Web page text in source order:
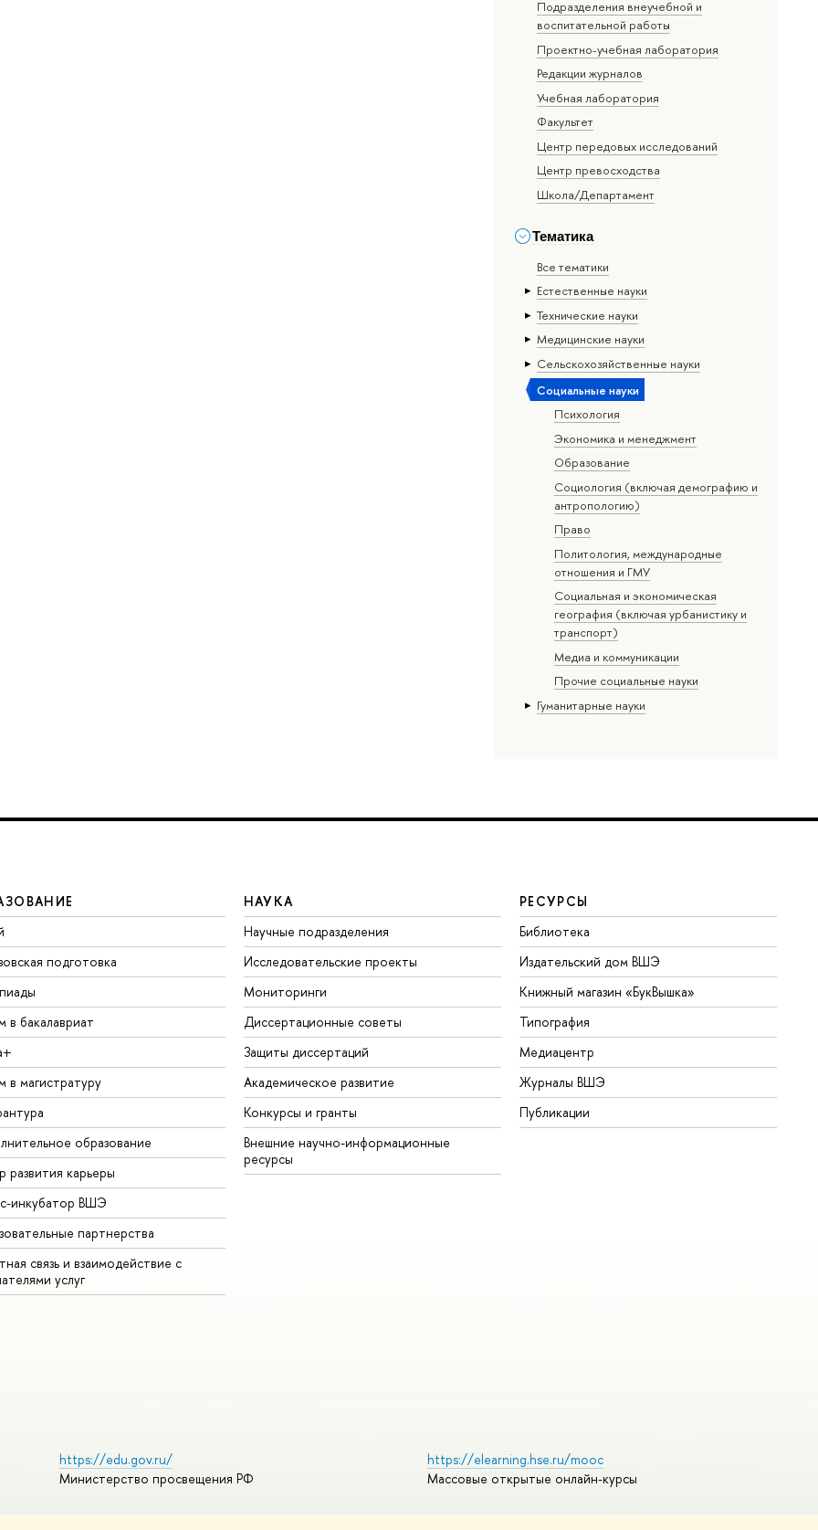
Подразделения внеучебной и
воспитательной работы
Проектно-учебная лаборатория
Редакции журналов
Учебная лаборатория
Факультет
Центр передовых исследований
Центр превосходства
Школа/Департамент
Тематика
Все тематики
Естественные науки
Тех­ничес­кие науки
Медицинские науки
Сельскохозяйственные науки
Социальные науки
Психология
Экономика и менеджмент
Образование
Социология (включая демографию и
антропологию)
Право
Политология, международные
отношения и ГМУ
Социальная и экономическая
география (включая урбанистику и
транспорт)
Медиа и коммуникации
Прочие социальные науки
Гуманитарные науки
подготовка
в бакалавриат
в магистратуру
образование
развития карьеры
инкубатор ВШЭ
партнерства
связь и взаимодействие с
услуг
НАУКА
Научные подразделения
Исследовательские проекты
Мониторинги
Диссертационные советы
Защиты диссертаций
Академическое развитие
Конкурсы и гранты
Внешние научно-информационные
ресурсы
РЕСУРСЫ
Библиотека
Издательский дом ВШЭ
Книжный магазин «БукВышка»
Типография
Медиацентр
Журналы ВШЭ
Публикации
https://edu.gov.ru/
Министерство просвещения РФ
https://elearning.hse.ru/mooc
Массовые открытые онлайн-курсы